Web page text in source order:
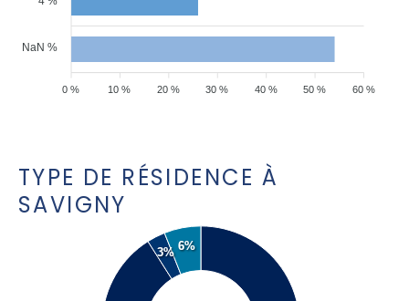
NaN %
60 %
50 %
40 %
30 %
20 %
10 %
0 %
TYPE DE RÉSIDENCE À
SAVIGNY
3%
6%